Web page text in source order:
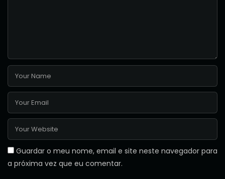
Guardar o meu nome, email e site neste navegador para
a próxima vez que eu comentar.